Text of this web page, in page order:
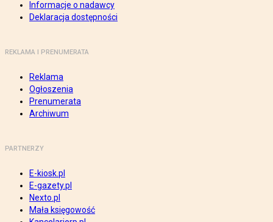
Informacje o nadawcy
Deklaracja dostępności
REKLAMA I PRENUMERATA
Reklama
Ogłoszenia
Prenumerata
Archiwum
PARTNERZY
E-kiosk.pl
E-gazety.pl
Nexto.pl
Mała księgowość